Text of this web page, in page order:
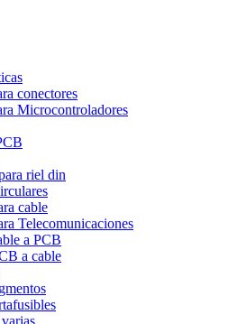
conectores
Microcontroladores
riel din
cable
Telecomunicaciones
a PCB
a cable